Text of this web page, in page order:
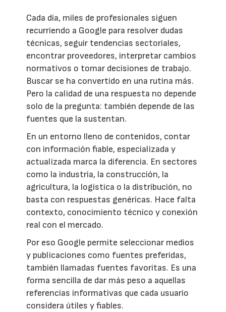
Cada día, miles de profesionales siguen
recurriendo a Google para resolver dudas
técnicas, seguir tendencias sectoriales,
encontrar proveedores, interpretar cambios
normativos o tomar decisiones de trabajo.
Buscar se ha convertido en una rutina más.
Pero la calidad de una respuesta no depende
solo de la pregunta: también depende de las
fuentes que la sustentan.
En un entorno lleno de contenidos, contar
con información fiable, especializada y
actualizada marca la diferencia. En sectores
como la industria, la construcción, la
agricultura, la logística o la distribución, no
basta con respuestas genéricas. Hace falta
contexto, conocimiento técnico y conexión
real con el mercado.
Por eso Google permite seleccionar medios
y publicaciones como fuentes preferidas,
también llamadas fuentes favoritas. Es una
forma sencilla de dar más peso a aquellas
referencias informativas que cada usuario
considera útiles y fiables.